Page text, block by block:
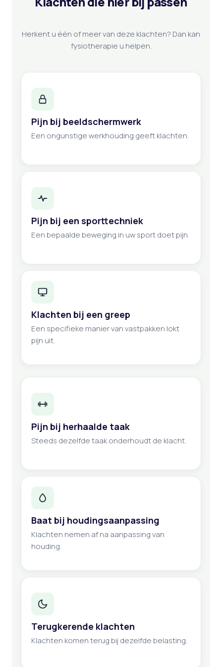
Herkent u één of meer van deze klachten? Dan kan
fysiotherapie u helpen.
Pijn bij beeldschermwerk
Een ongunstige werkhouding geeft klachten.
Pijn bij een sporttechniek
Een bepaalde beweging in uw sport doet pijn.
Klachten bij een greep
Een specifieke manier van vastpakken lokt
pijn uit.
Pijn bij herhaalde taak
Steeds dezelfde taak onderhoudt de klacht.
Baat bij houdingsaanpassing
Klachten nemen af na aanpassing van
houding.
Terugkerende klachten
Klachten komen terug bij dezelfde belasting.